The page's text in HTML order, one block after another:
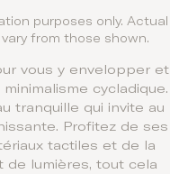
purposes only. Actual
from those shown.
vous y envelopper et
cycladique.
tranquille qui invite au
Profitez de ses
tactiles et de la
de lumières, tout cela